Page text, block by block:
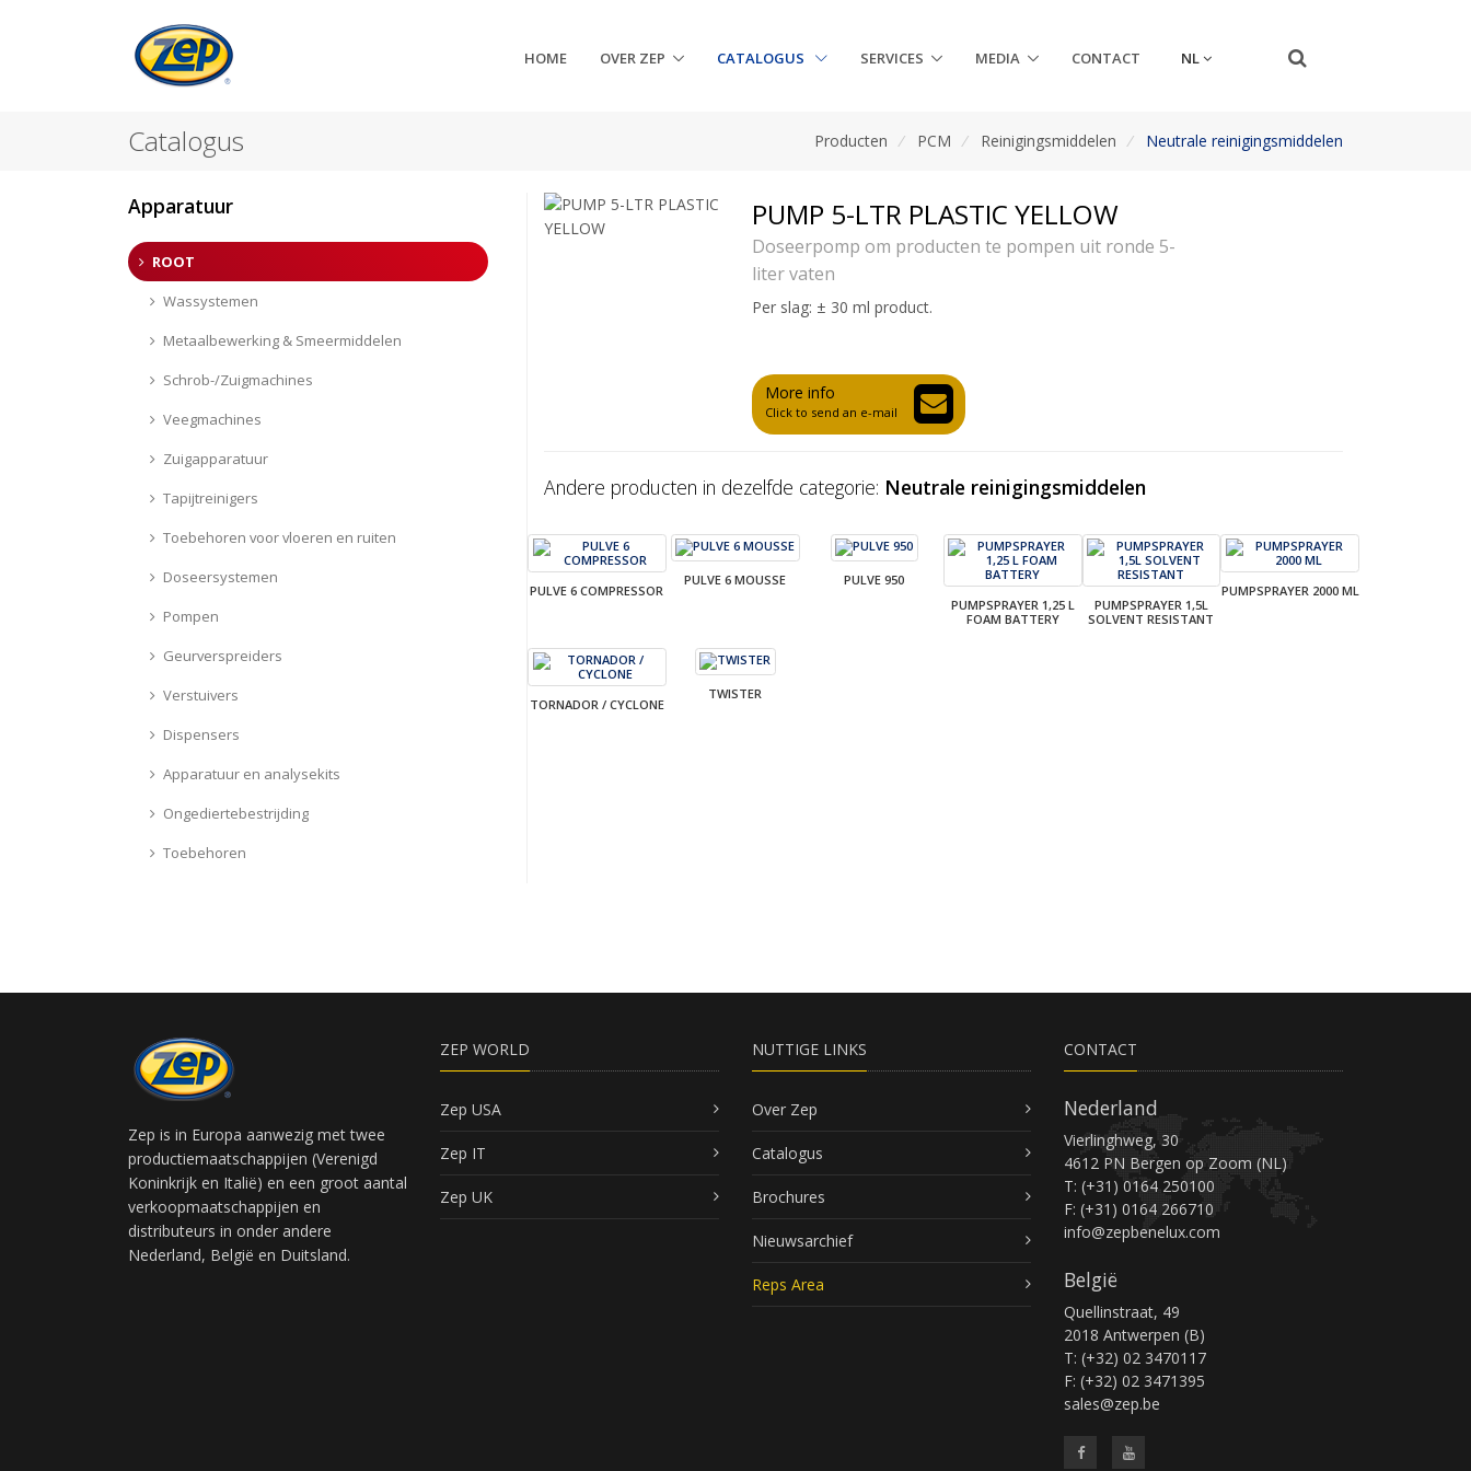
HOME OVER ZEP CATALOGUS SERVICES MEDIA CONTACT NL
Catalogus Producten / PCM / Reinigingsmiddelen / Neutrale reinigingsmiddelen
PUMP 5-LTR PLASTIC YELLOW
Doseerpomp om producten te pompen uit ronde 5-
liter vaten
Per slag: ± 30 ml product.
More info
Click to send an e-mail
Andere producten in dezelfde categorie: Neutrale reinigingsmiddelen
PULVE 6 COMPRESSOR
PULVE 6 MOUSSE
PULVE 950
PUMPSPRAYER 1,25 L
FOAM BATTERY
PUMPSPRAYER 1,5L
SOLVENT RESISTANT
PUMPSPRAYER 2000 ML
TORNADOR / CYCLONE
TWISTER
Apparatuur
ROOT
Wassystemen
Metaalbewerking & Smeermiddelen
Schrob-/Zuigmachines
Veegmachines
Zuigapparatuur
Tapijtreinigers
Toebehoren voor vloeren en ruiten
Doseersystemen
Pompen
Geurverspreiders
Verstuivers
Dispensers
Apparatuur en analysekits
Ongediertebestrijding
Toebehoren
Zep is in Europa aanwezig met twee
productiemaatschappijen (Verenigd
Koninkrijk en Italië) en een groot aantal
verkoopmaatschappijen en
distributeurs in onder andere
Nederland, België en Duitsland.
ZEP WORLD
Zep USA
Zep IT
Zep UK
NUTTIGE LINKS
Over Zep
Catalogus
Brochures
Nieuwsarchief
Reps Area
CONTACT
Nederland
Vierlinghweg, 30
4612 PN Bergen op Zoom (NL)
T: (+31) 0164 250100
F: (+31) 0164 266710
info@zepbenelux.com
België
Quellinstraat, 49
2018 Antwerpen (B)
T: (+32) 02 3470117
F: (+32) 02 3471395
sales@zep.be